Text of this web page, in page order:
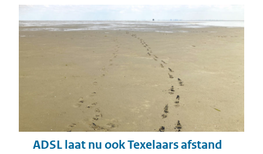
ADSL laat nu ook Texelaars afstand